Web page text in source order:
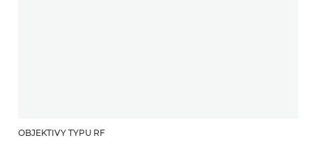
OBJEKTIVY TYPU RF